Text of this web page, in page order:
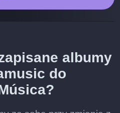
albumy
do